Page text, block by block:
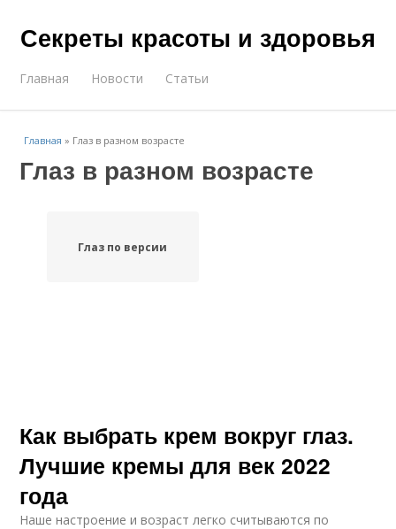
Секреты красоты и здоровья
Главная Новости Статьи
Главная » Глаз в разном возрасте
Глаз в разном возрасте
Глаз по версии
Как выбрать крем вокруг глаз.
Лучшие кремы для век 2022
года
Наше настроение и возраст легко считываются по